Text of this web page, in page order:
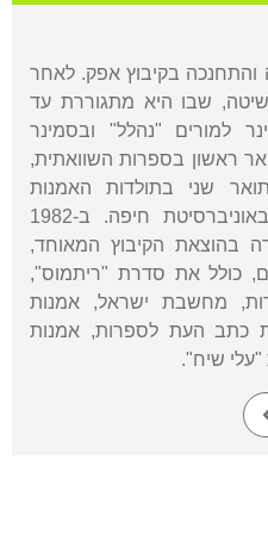
והתחנכה בקיבוץ אפק. לאחר
שבו היא מתגוררת עד
למורים "נהלל" ובסמינר
ראשון בספרות השוואתית,
שני בתולדות האמנות
ובפילוסופיה כללית, שניהם באוניברסיטת חיפה. ב-1982
בהוצאת הקיבוץ המאוחד,
כולל את סדרת "ריתמוס",
מחשבת ישראל, אמנות
כתב העת לספרות, אמנות
"עלי שיח".